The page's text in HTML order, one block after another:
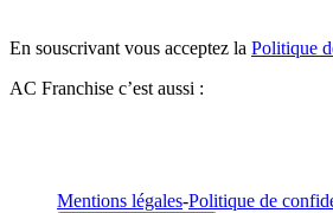
En souscrivant vous acceptez la Politique
AC Franchise c’est aussi :
Mentions légales-Politique de